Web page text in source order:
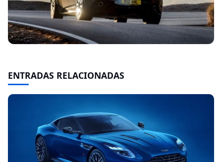
ENTRADAS RELACIONADAS